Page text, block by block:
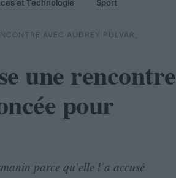
et Technologie Sport
AVEC AUDREY PULVAR,
une rencontre
pour
parce qu’elle l’a accusé